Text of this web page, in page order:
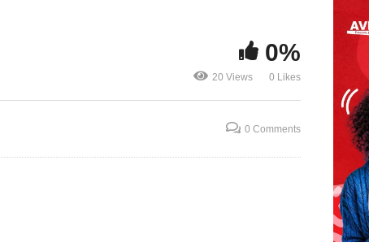
Jamais Seul
0%
20 Views 0 Likes
0 Comments